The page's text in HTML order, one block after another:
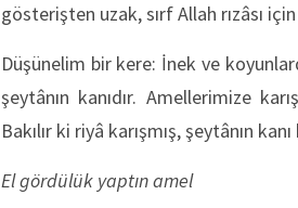
gösterişten uzak, sırf Allah rızâsı
Düşünelim bir kere: İnek ve
şeytânın kanıdır. Amellerimize
Bakılır ki riyâ karışmış, şeytânın
El gördülük yaptın amel